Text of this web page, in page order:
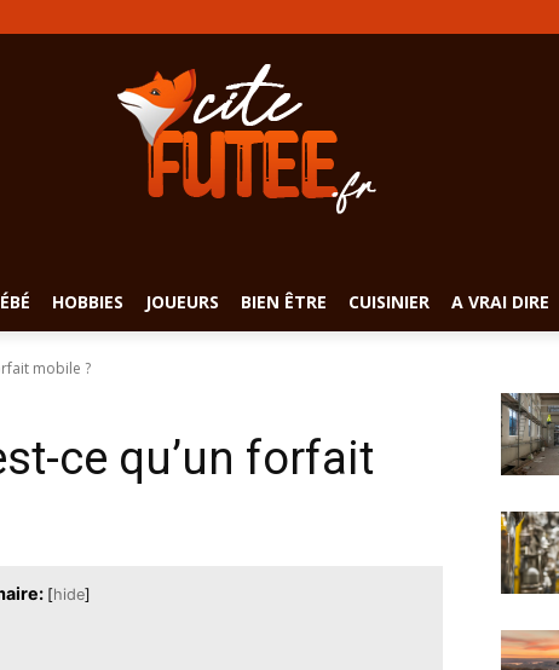
HOBBIES JOUEURS BIEN ÊTRE CUISINIER A VRAI DIRE
mobile ?
ce qu’un forfait
[hide]